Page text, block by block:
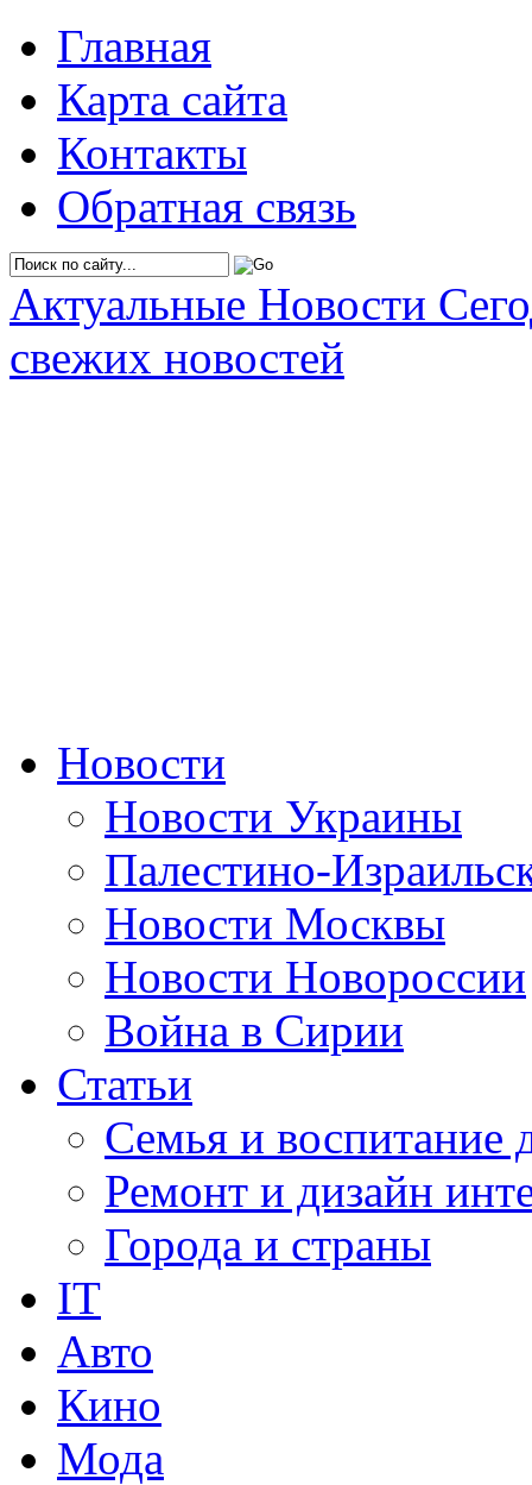
Главная
Карта сайта
Контакты
Обратная связь
Актуальные Новости
свежих новостей
Новости
Новости Украины
Палестино-
Новости Москвы
Новости Новороссии
Война в Сирии
Статьи
Семья и воспитание
Ремонт и дизайн
Города и страны
IT
Авто
Кино
Мода